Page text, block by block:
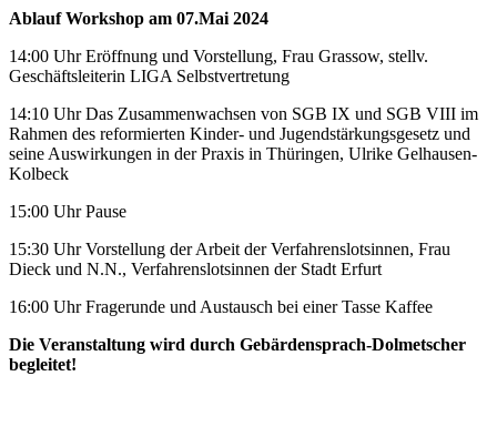
Ablauf Workshop am 07.Mai 2024
14:00 Uhr Eröffnung und Vorstellung, Frau Grassow, stellv.
Geschäftsleiterin LIGA Selbstvertretung
14:10 Uhr Das Zusammenwachsen von SGB IX und SGB VIII im
Rahmen des reformierten Kinder- und Jugendstärkungsgesetz und
seine Auswirkungen in der Praxis in Thüringen, Ulrike Gelhausen-
Kolbeck
15:00 Uhr Pause
15:30 Uhr Vorstellung der Arbeit der Verfahrenslotsinnen, Frau
Dieck und N.N., Verfahrenslotsinnen der Stadt Erfurt
16:00 Uhr Fragerunde und Austausch bei einer Tasse Kaffee
Die Veranstaltung wird durch Gebärdensprach-Dolmetscher
begleitet!